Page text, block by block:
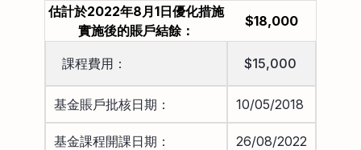
估計於2022年8月1日優化措施
實施後的賬戶結餘：
$18,000
課程費用： $15,000
基金賬戶批核日期： 10/05/2018
基金課程開課日期： 26/08/2022